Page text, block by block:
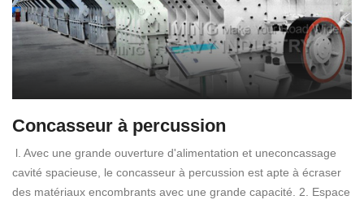
Concasseur à percussion
l. Avec une grande ouverture d'alimentation et uneconcassage
cavité spacieuse, le concasseur à percussion est apte à écraser
des matériaux encombrants avec une grande capacité. 2. Espace